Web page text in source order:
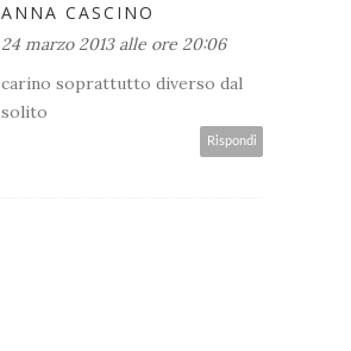
ANNA CASCINO
24 marzo 2013 alle ore 20:06
carino soprattutto diverso dal
solito
Rispondi